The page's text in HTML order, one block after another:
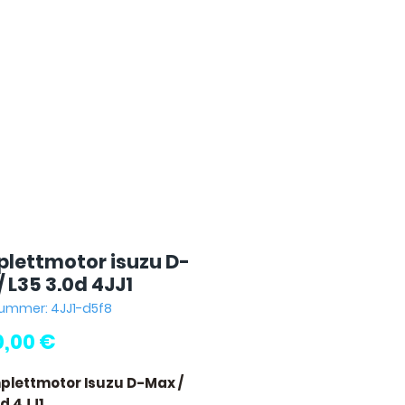
isuzu D-
L35 3.0d 4JJ1
4JJ1-d5f8
€
Isuzu D-Max /